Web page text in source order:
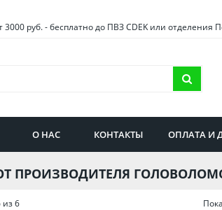
3000 руб. - бесплатно до ПВЗ CDEK или отделения
О НАС КОНТАКТЫ ОПЛАТА И
ПРОИЗВОДИТЕЛЯ
из 6